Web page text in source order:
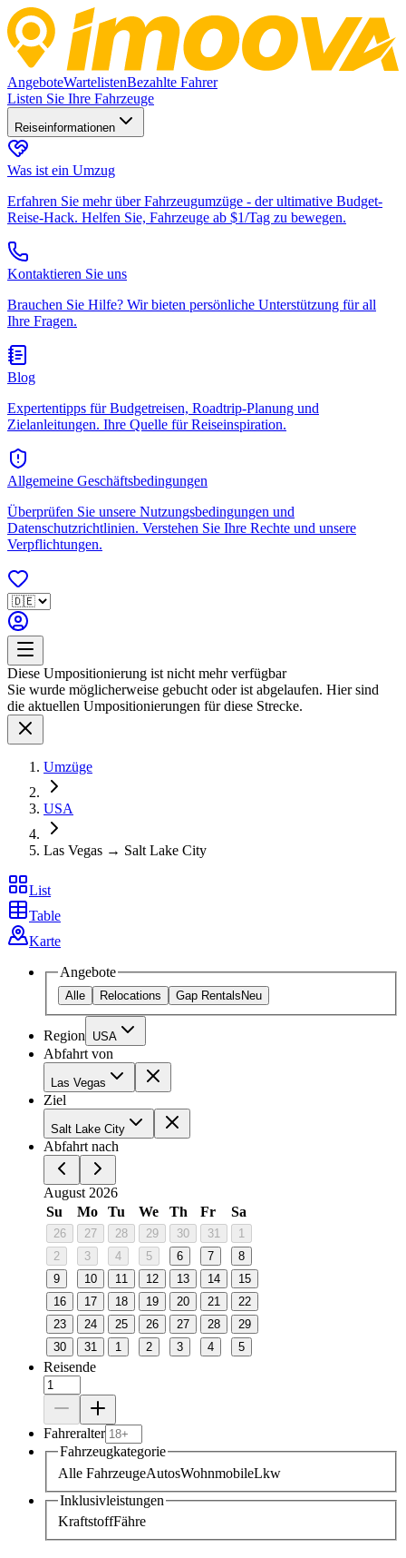
AngeboteWartelistenBezahlte Fahrer
Listen Sie Ihre Fahrzeuge
Reiseinformationen
Was ist ein Umzug
Erfahren Sie mehr über Fahrzeugumzüge - der ultimative Budget-
Reise-Hack. Helfen Sie, Fahrzeuge ab $1/Tag zu bewegen.
Kontaktieren Sie uns
Brauchen Sie Hilfe? Wir bieten persönliche Unterstützung für all
Ihre Fragen.
Blog
Expertentipps für Budgetreisen, Roadtrip-Planung und
Zielanleitungen. Ihre Quelle für Reiseinspiration.
Allgemeine Geschäftsbedingungen
Überprüfen Sie unsere Nutzungsbedingungen und
Datenschutzrichtlinien. Verstehen Sie Ihre Rechte und unsere
Verpflichtungen.
Diese Umpositionierung ist nicht mehr verfügbar
Sie wurde möglicherweise gebucht oder ist abgelaufen. Hier sind
die aktuellen Umpositionierungen für diese Strecke.
Umzüge
USA
Las Vegas → Salt Lake City
List
Table
Karte
Angebote
Alle Relocations Gap Rentals Neu
Region USA
Abfahrt von
Las Vegas
Ziel
Salt Lake City
Abfahrt nach
August 2026
Su
Mo Tu We Th Fr Sa
26 27 28 29 30 31
1
2
3 4 5 6 7
8
9
10 11 12 13 14
15
16
17 18 19 20 21
22
23
24 25 26 27 28
29
30
31 1 2 3 4 5
Reisende
Fahreralter
Fahrzeugkategorie
Alle FahrzeugeAutosWohnmobileLkw
Inklusivleistungen
KraftstoffFähre